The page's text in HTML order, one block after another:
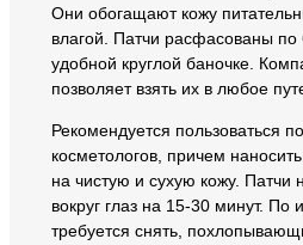
Они обогащают кожу
влагой. Патчи расфасованы по
удобной круглой баночке.
позволяет взять их в любое
Рекомендуется пользоваться
косметологов, причем
на чистую и сухую кожу. Патчи
вокруг глаз на 15-30 минут. По
требуется снять,